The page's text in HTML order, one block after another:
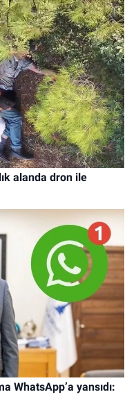
alanda dron ile
WhatsApp’a yansıdı: